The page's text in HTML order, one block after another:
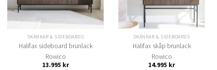
SKÄNKAR & SIDEBOARDS
Halifax sideboard brunlack
Rowico
13.995 kr
SKÄNKAR & SIDEBOARDS
Halifax skåp brunlack
Rowico
14.995 kr